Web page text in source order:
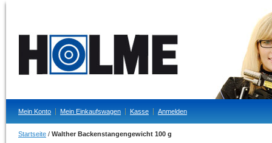
Mein Konto Mein Einkaufswagen Kasse Anmelden
Startseite / Walther Backenstangengewicht 100 g